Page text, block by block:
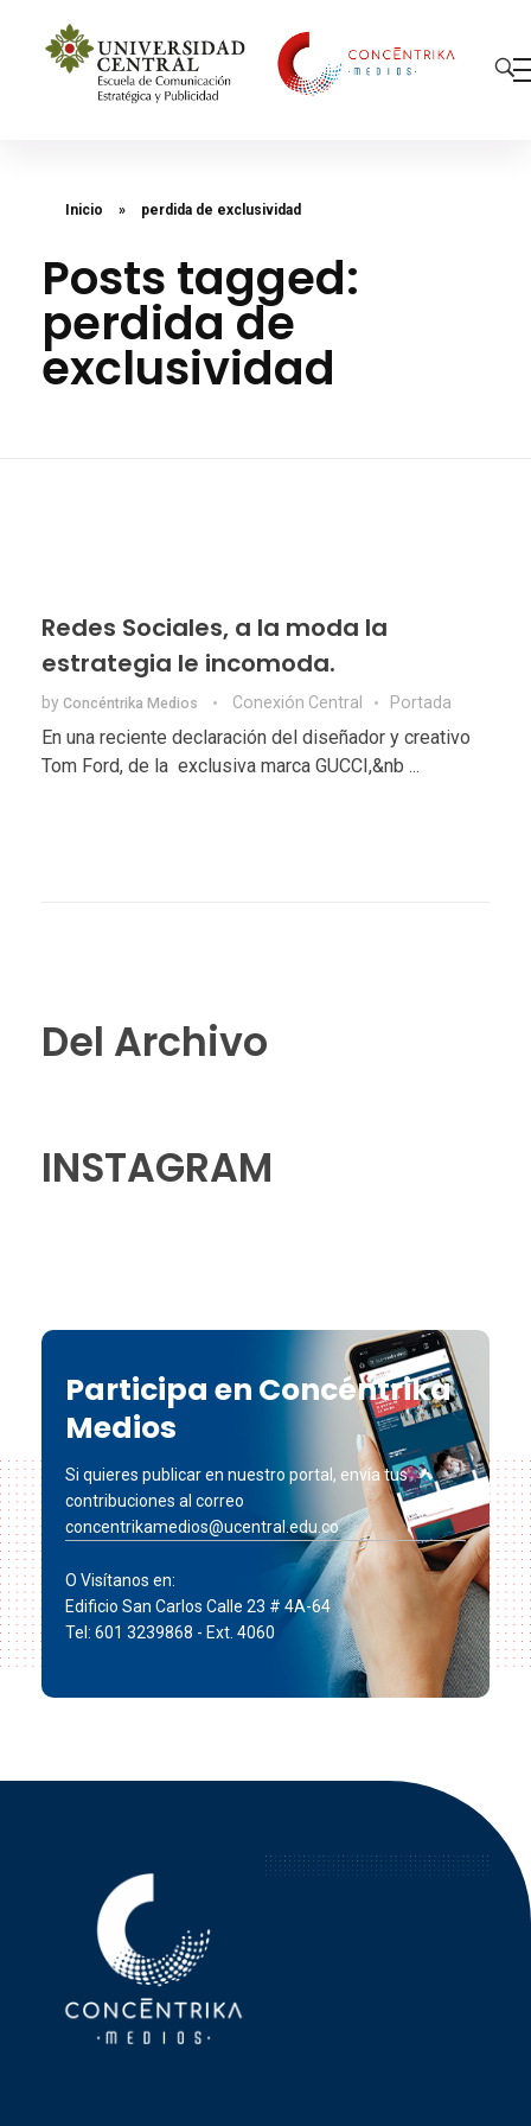
Inicio » perdida de exclusividad
Posts tagged:
perdida de
exclusividad
Redes Sociales, a la moda la
estrategia le incomoda.
by Concéntrika Medios Conexión Central Portada
En una reciente declaración del diseñador y creativo
Tom Ford, de la exclusiva marca GUCCI,&nb ...
Del Archivo
INSTAGRAM
Participa en Concéntrika
Medios
Si quieres publicar en nuestro portal, envía tus
contribuciones al correo
concentrikamedios@ucentral.edu.co
O Visítanos en:
Edificio San Carlos Calle 23 # 4A-64
Tel: 601 3239868 - Ext. 4060